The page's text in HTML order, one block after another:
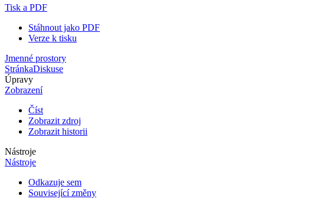
Tisk a PDF
Stáhnout jako PDF
Verze k tisku
Jmenné prostory
StránkaDiskuse
Úpravy
Zobrazení
Číst
Zobrazit zdroj
Zobrazit historii
Nástroje
Nástroje
Odkazuje sem
Související změny